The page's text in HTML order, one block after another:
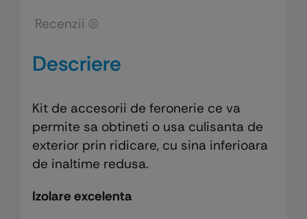
Recenzii (0)
Descriere
Kit de accesorii de feronerie ce va
permite sa obtineti o usa culisanta de
exterior prin ridicare, cu sina inferioara
de inaltime redusa.
Izolare excelenta